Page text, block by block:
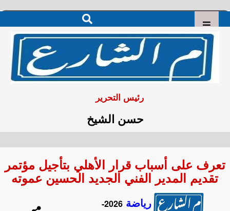
رئيس التحرير
حسن الشيخ
تعرف على أسباب قرار الأهلي بتأجيل مؤتمر
تقديم المدير الفني الجديد الحسين عموته
رياضة
2026-